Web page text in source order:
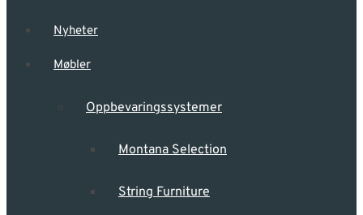
Nyheter
Møbler
Oppbevarings­systemer
Montana Selection
String Furniture